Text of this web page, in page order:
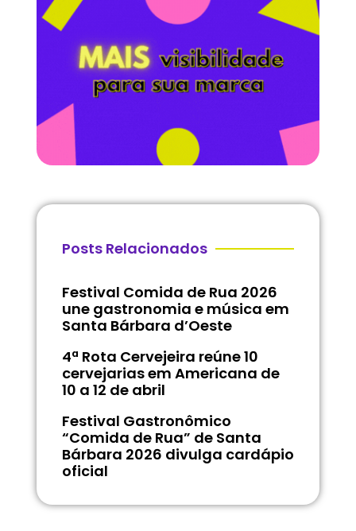
Posts Relacionados
Festival Comida de Rua 2026
une gastronomia e música em
Santa Bárbara d’Oeste
4ª Rota Cervejeira reúne 10
cervejarias em Americana de
10 a 12 de abril
Festival Gastronômico
“Comida de Rua” de Santa
Bárbara 2026 divulga cardápio
oficial